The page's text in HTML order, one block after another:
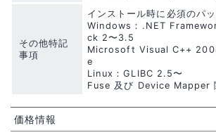
その他特記
事項
インストール時に必須のパッ
Windows：.NET
ck 2〜3.5
Microsoft Visual C++
e
Linux：GLIBC 2.5〜
Fuse 及び Device Mapper
価格情報